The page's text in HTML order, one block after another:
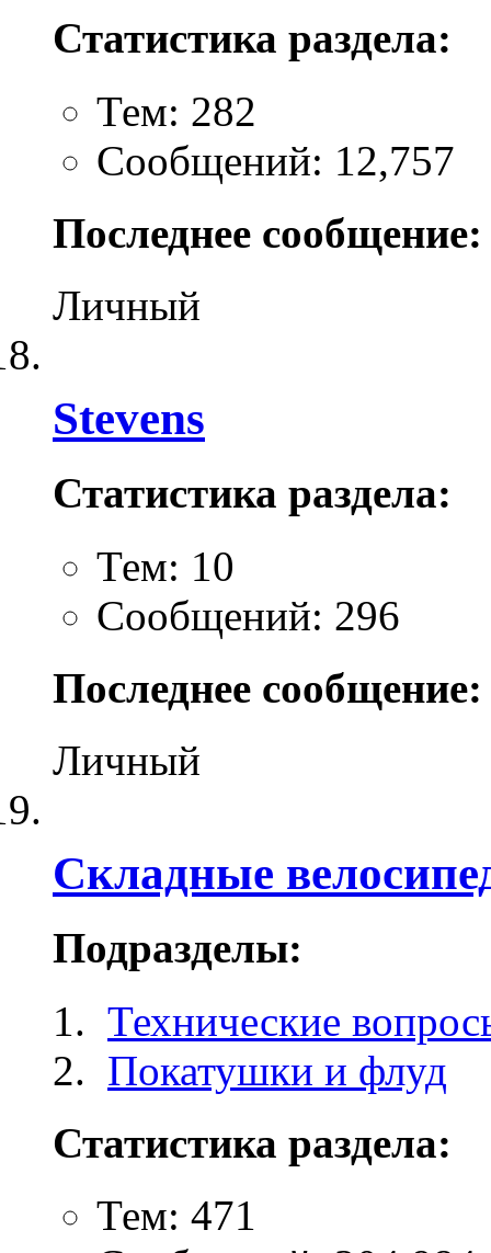
Статистика раздела:
Тем: 282
Сообщений: 12,757
Последнее сообщение:
Личный
Stevens
Статистика раздела:
Тем: 10
Сообщений: 296
Последнее сообщение:
Личный
Складные
Подразделы:
Технические
Покатушки и флуд
Статистика раздела:
Тем: 471